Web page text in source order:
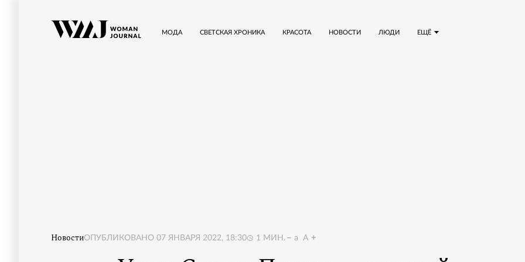
ЕЩЁ
МОДА СВЕТСКАЯ ХРОНИКА КРАСОТА НОВОСТИ ЛЮДИ
НовостиОПУБЛИКОВАНО 07 ЯНВАРЯ 2022, 18:30 1 МИН. a A